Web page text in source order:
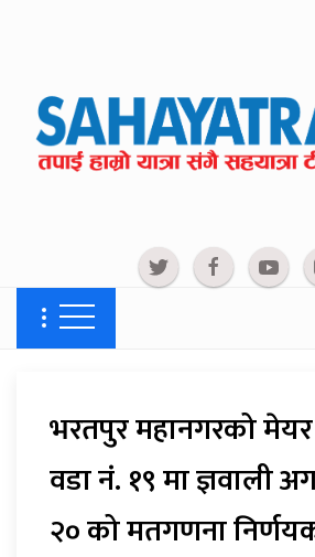
भरतपुर महानगरको मेयर
वडा नं. १९ मा ज्ञवाली
२० को मतगणना